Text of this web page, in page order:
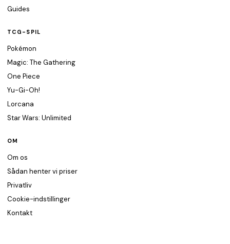
Guides
TCG-SPIL
Pokémon
Magic: The Gathering
One Piece
Yu-Gi-Oh!
Lorcana
Star Wars: Unlimited
OM
Om os
Sådan henter vi priser
Privatliv
Cookie-indstillinger
Kontakt